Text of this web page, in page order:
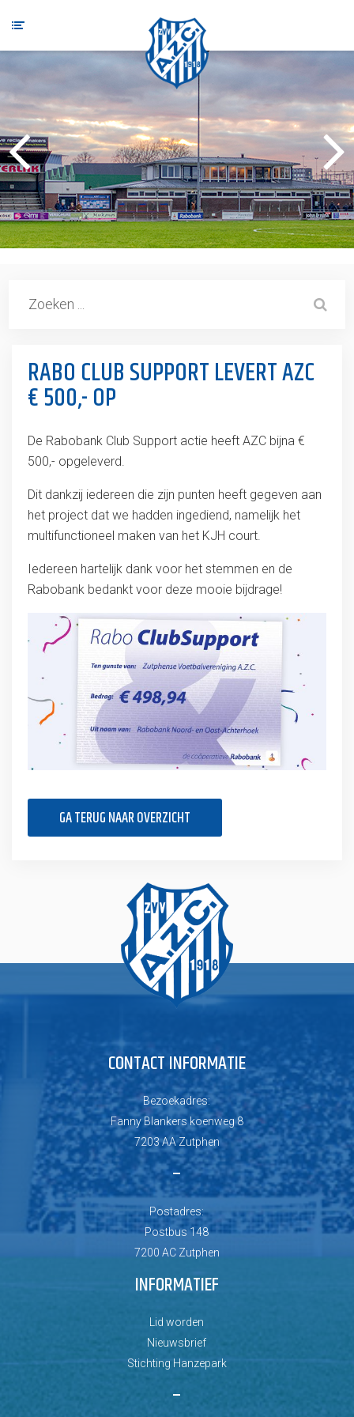
RABO CLUB SUPPORT LEVERT AZC
€ 500,- OP
De Rabobank Club Support actie heeft AZC bijna €
500,- opgeleverd.
Dit dankzij iedereen die zijn punten heeft gegeven aan
het project dat we hadden ingediend, namelijk het
multifunctioneel maken van het KJH court.
Iedereen hartelijk dank voor het stemmen en de
Rabobank bedankt voor deze mooie bijdrage!
GA TERUG NAAR OVERZICHT
CONTACT INFORMATIE
Bezoekadres:
Fanny Blankers koenweg 8
7203 AA Zutphen
–
Postadres:
Postbus 148
7200 AC Zutphen
INFORMATIEF
Lid worden
Nieuwsbrief
Stichting Hanzepark
–